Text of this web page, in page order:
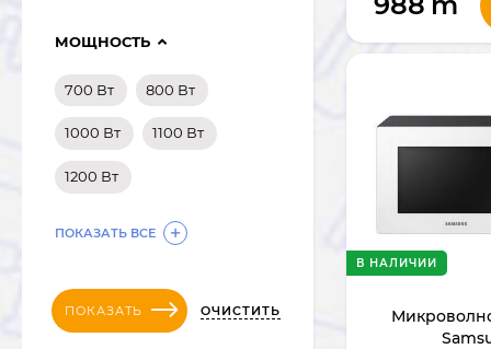
В НАЛИЧИИ
МОЩНОСТЬ
700 Вт 800 Вт
1000 Вт 1100 Вт
1200 Вт
ПОКАЗАТЬ ВСЕ
ПОКАЗАТЬ ОЧИСТИТЬ